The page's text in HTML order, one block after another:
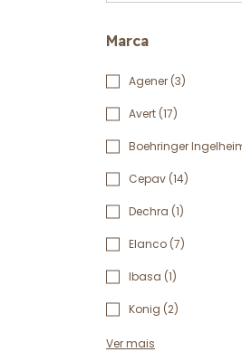
Marca
Agener (3)
Avert (17)
Boehringer
Cepav (14)
Dechra (1)
Elanco (7)
Ibasa (1)
Konig (2)
Ver mais